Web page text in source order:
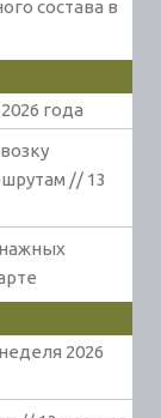
состава в
года
// 13
2026